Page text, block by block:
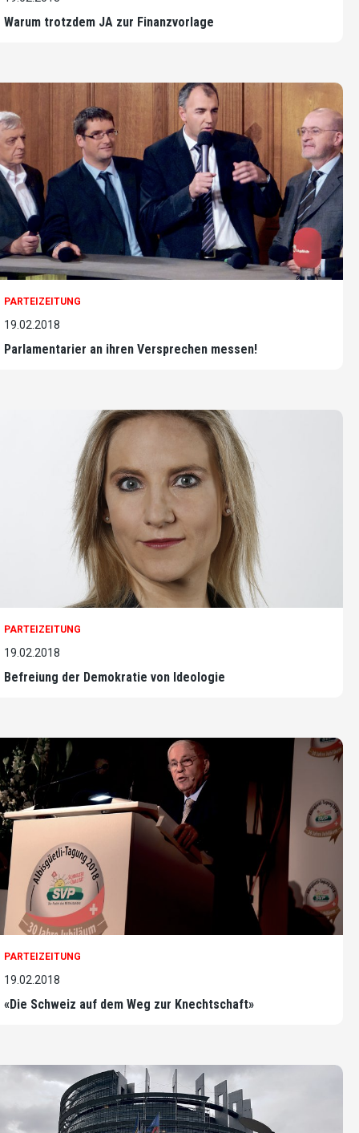
Warum trotzdem JA zur Finanzvorlage
PARTEIZEITUNG
19.02.2018
Parlamentarier an ihren Versprechen messen!
PARTEIZEITUNG
19.02.2018
Befreiung der Demokratie von Ideologie
PARTEIZEITUNG
19.02.2018
«Die Schweiz auf dem Weg zur Knechtschaft»